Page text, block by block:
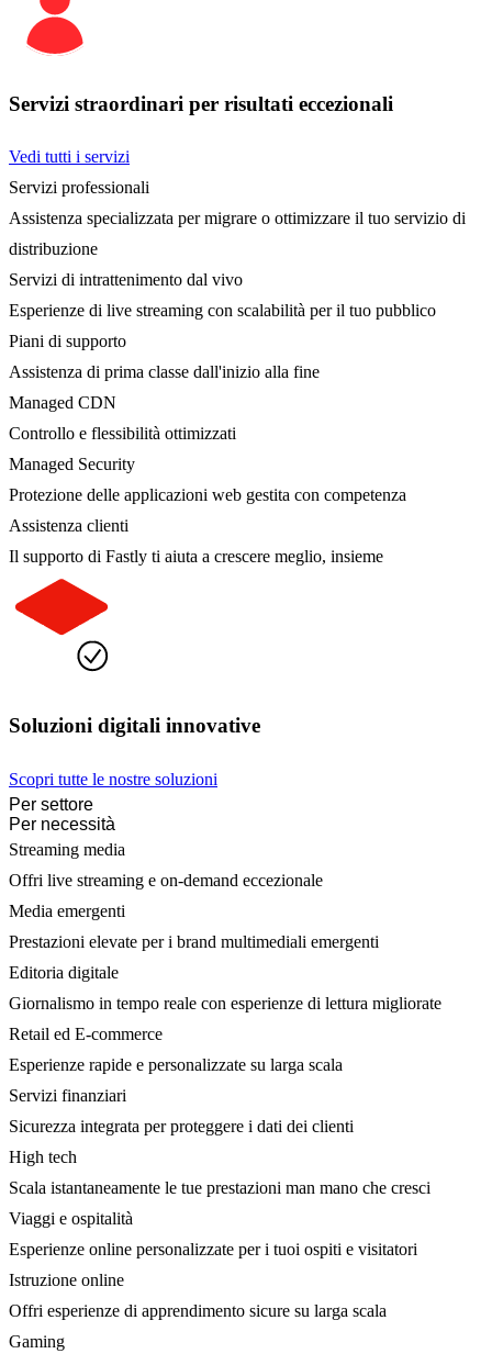
Servizi straordinari per risultati eccezionali
Vedi tutti i servizi
Servizi professionali
Assistenza specializzata per migrare o ottimizzare il tuo servizio di
distribuzione
Servizi di intrattenimento dal vivo
Esperienze di live streaming con scalabilità per il tuo pubblico
Piani di supporto
Assistenza di prima classe dall'inizio alla fine
Managed CDN
Controllo e flessibilità ottimizzati
Managed Security
Protezione delle applicazioni web gestita con competenza
Assistenza clienti
Il supporto di Fastly ti aiuta a crescere meglio, insieme
Soluzioni digitali innovative
Scopri tutte le nostre soluzioni
Per settore
Per necessità
Streaming media
Offri live streaming e on-demand eccezionale
Media emergenti
Prestazioni elevate per i brand multimediali emergenti
Editoria digitale
Giornalismo in tempo reale con esperienze di lettura migliorate
Retail ed E-commerce
Esperienze rapide e personalizzate su larga scala
Servizi finanziari
Sicurezza integrata per proteggere i dati dei clienti
High tech
Scala istantaneamente le tue prestazioni man mano che cresci
Viaggi e ospitalità
Esperienze online personalizzate per i tuoi ospiti e visitatori
Istruzione online
Offri esperienze di apprendimento sicure su larga scala
Gaming